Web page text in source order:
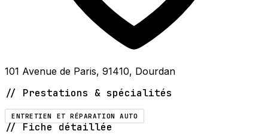
101 Avenue de Paris, 91410, Dourdan
// Prestations & spécialités
ENTRETIEN ET RÉPARATION AUTO
// Fiche détaillée